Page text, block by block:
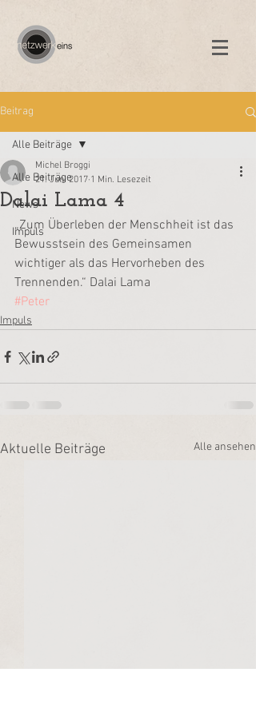
Beitrag
Alle Beiträge
News
Impuls
Alle Beiträge
Dalai Lama 4
Michel Broggi
21. Juni 2017 1 Min. Lesezeit
„Zum Überleben der Menschheit ist das
Bewusstsein des Gemeinsamen
wichtiger als das Hervorheben des
Trennenden.“ Dalai Lama
#Peter
Impuls
Aktuelle Beiträge Alle ansehen